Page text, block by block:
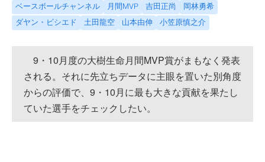
ベースボールチャンネル 月間MVP 吉田正尚
岡林勇希
ダヤン・ビシエド
土田龍空 山本由伸 小笠原慎之介
9・10月度の大樹生命月間MVP賞がまもなく発表
される。それに先立ちデータに主眼を置いた別角度
からの評価で、9・10月に最も大きな貢献を果たし
ていた選手をチェックしたい。